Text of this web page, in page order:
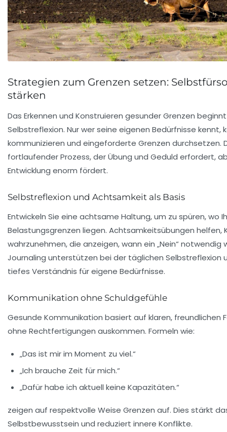
Strategien zum Grenzen setzen:
stärken
Das Erkennen und Konstruieren gesunder Grenzen
Selbstreflexion. Nur wer seine eigenen Bedürfnisse kennt,
kommunizieren und eingeforderte Grenzen durchsetzen.
fortlaufender Prozess, der Übung und Geduld erfordert,
Entwicklung enorm fördert.
Selbstreflexion und Achtsamkeit als Basis
Entwickeln Sie eine achtsame Haltung, um zu spüren, wo
Belastungsgrenzen liegen. Achtsamkeitsübungen helfen,
wahrzunehmen, die anzeigen, wann ein „Nein“ notwendig
Journaling unterstützen bei der täglichen Selbstreflexion
tiefes Verständnis für eigene Bedürfnisse.
Kommunikation ohne Schuldgefühle
Gesunde Kommunikation basiert auf klaren, freundlichen
ohne Rechtfertigungen auskommen. Formeln wie:
„Das ist mir im Moment zu viel.“
„Ich brauche Zeit für mich.“
„Dafür habe ich aktuell keine Kapazitäten.“
zeigen auf respektvolle Weise Grenzen auf. Dies stärkt
Selbstbewusstsein und reduziert innere Konflikte.